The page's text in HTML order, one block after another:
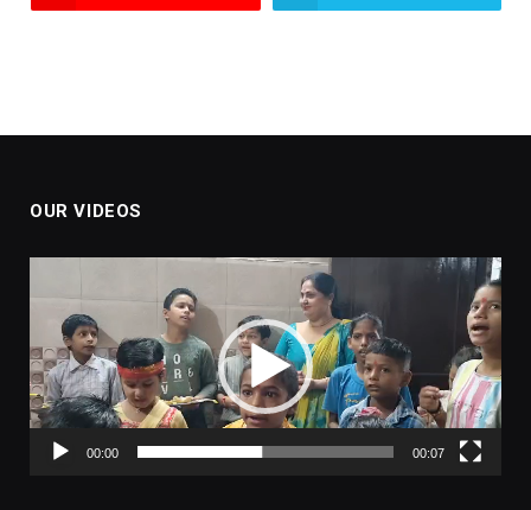
OUR VIDEOS
00:00 00:07